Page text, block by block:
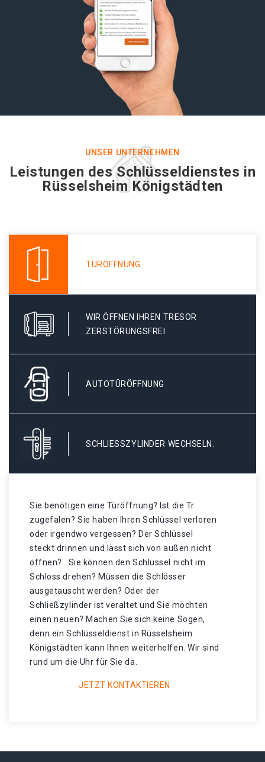
UNSER UNTERNEHMEN
Leistungen des Schlüsseldienstes in
Rüsselsheim Königstädten
TÜRÖFFNUNG
WIR ÖFFNEN IHREN TRESOR
ZERSTÖRUNGSFREI
AUTOTÜRÖFFNUNG
SCHLIESSZYLINDER WECHSELN.
Sie benötigen eine Türöffnung? Ist die Tr
zugefalen? Sie haben Ihren Schlüssel verloren
oder irgendwo vergessen? Der Schlüssel
steckt drinnen und lässt sich von außen nicht
öffnen? . Sie können den Schlüssel nicht im
Schloss drehen? Müssen die Schlösser
ausgetauscht werden? Oder der
Schließzylinder ist veraltet und Sie möchten
einen neuen? Machen Sie sich keine Sogen,
denn ein Schlüsseldienst in Rüsselsheim
Königstädten kann Ihnen weiterhelfen. Wir sind
rund um die Uhr für Sie da.
JETZT KONTAKTIEREN